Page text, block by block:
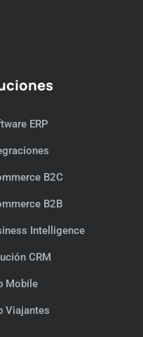
ERP
B2C
B2B
Intelligence
CRM
Mobile
Viajantes